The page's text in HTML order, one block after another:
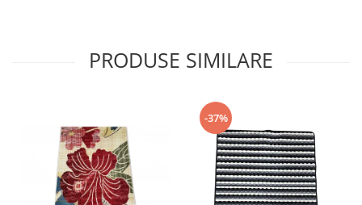
PRODUSE SIMILARE
-37%